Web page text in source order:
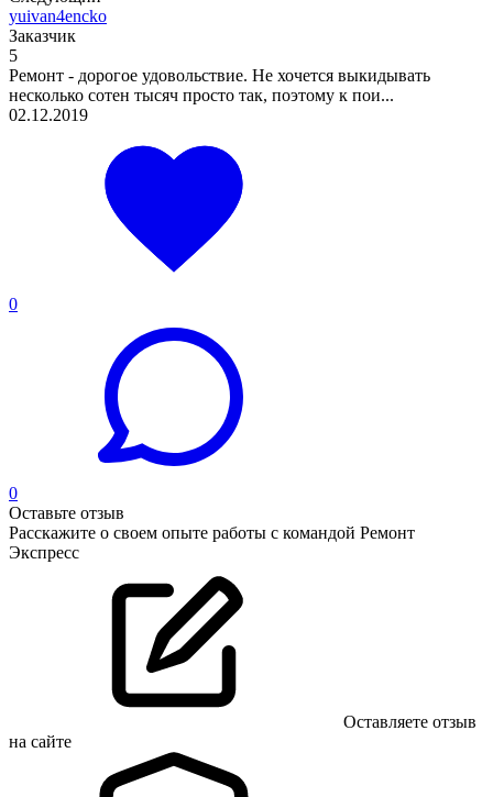
yuivan4encko
Заказчик
5
Ремонт - дорогое удовольствие. Не хочется выкидывать
несколько сотен тысяч просто так, поэтому к пои...
02.12.2019
0
0
Оставьте отзыв
Расскажите о своем опыте работы с командой Ремонт
Экспресс
Оставляете отзыв
на сайте